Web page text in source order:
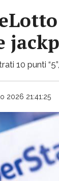
10 punti
2026 21:41:25